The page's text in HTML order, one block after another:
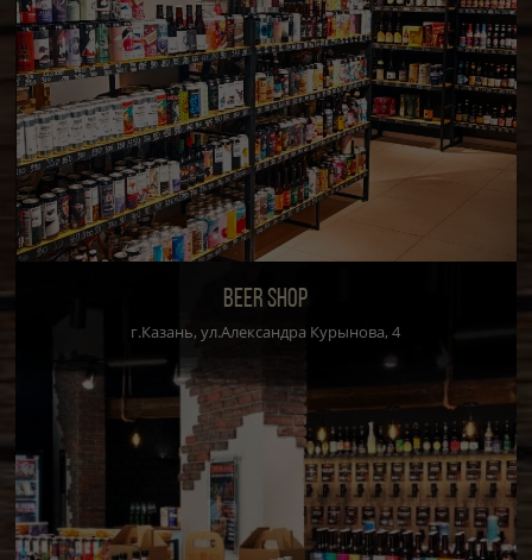
BEER SHOP
г.Казань, ул.Александра Курынова, 4